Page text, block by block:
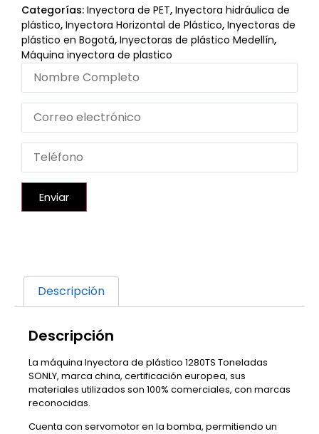
Categorías: Inyectora de PET, Inyectora hidráulica de
plástico, Inyectora Horizontal de Plástico, Inyectoras de
plástico en Bogotá, Inyectoras de plástico Medellín,
Máquina inyectora de plastico
Enviar
Descripción
Descripción
La máquina Inyectora de plástico 1280TS Toneladas
SONLY, marca china, certificación europea, sus
materiales utilizados son 100% comerciales, con marcas
reconocidas.
Cuenta con servomotor en la bomba, permitiendo un